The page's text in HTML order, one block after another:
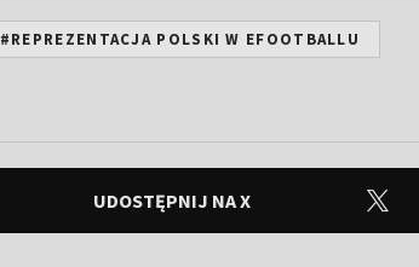
#REPREZENTACJA POLSKI W EFOOTBALLU
UDOSTĘPNIJ NA X